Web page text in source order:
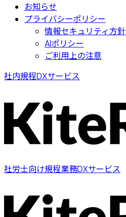
お知らせ
プライバシーポリシー
情報セキュリティ方針
AIポリシー
ご利用上の注意
社内規程DXサービス
社労士向け規程業務DXサービス